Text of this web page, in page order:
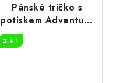
Pánské tričko s
potiskem Adventure
2 + 1